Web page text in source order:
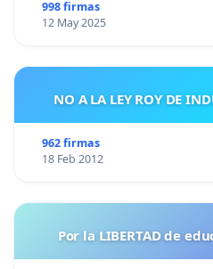
998 firmas
12 May 2025
NO A LA LEY ROY DE
962 firmas
18 Feb 2012
Por la LIBERTAD de